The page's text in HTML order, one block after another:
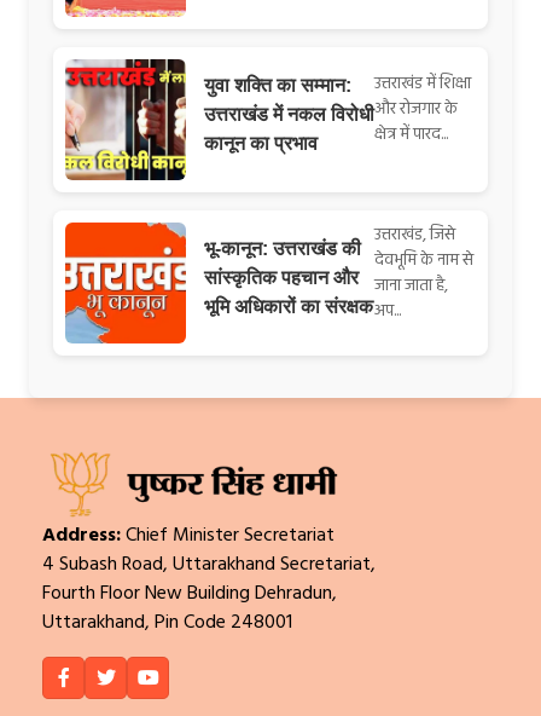
युवा शक्ति का सम्मान:
उत्तराखंड में नकल विरोधी
कानून का प्रभाव
उत्तराखंड में शिक्षा
और रोजगार के
क्षेत्र में पारद...
भू-कानून: उत्तराखंड की
सांस्कृतिक पहचान और
भूमि अधिकारों का संरक्षक
उत्तराखंड, जिसे
देवभूमि के नाम से
जाना जाता है,
अप...
Address:Chief Minister Secretariat
4 Subash Road, Uttarakhand Secretariat,
Fourth Floor New Building Dehradun,
Uttarakhand, Pin Code 248001